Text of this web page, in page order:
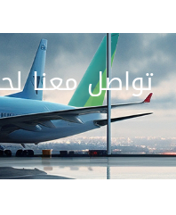
تواصل معنا